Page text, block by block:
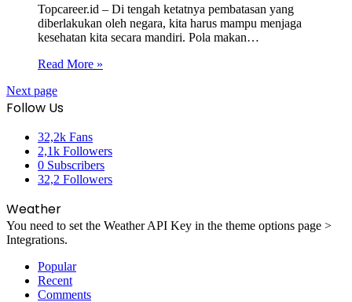
Topcareer.id – Di tengah ketatnya pembatasan yang
diberlakukan oleh negara, kita harus mampu menjaga
kesehatan kita secara mandiri. Pola makan…
Read More »
Next page
Follow Us
32,2k Fans
2,1k Followers
0 Subscribers
32,2 Followers
Weather
You need to set the Weather API Key in the theme options page >
Integrations.
Popular
Recent
Comments